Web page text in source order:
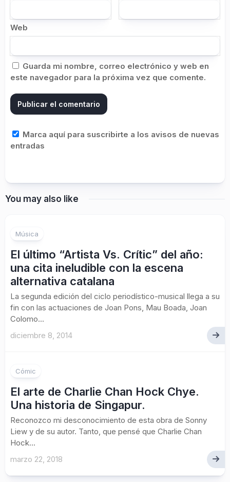
Web
Guarda mi nombre, correo electrónico y web en
este navegador para la próxima vez que comente.
Marca aquí para suscribirte a los avisos de nuevas
entradas
You may also like
Música
El último “Artista Vs. Crític” del año:
una cita ineludible con la escena
alternativa catalana
La segunda edición del ciclo periodístico-musical llega a su
fin con las actuaciones de Joan Pons, Mau Boada, Joan
Colomo...
diciembre 8, 2014
Cómic
El arte de Charlie Chan Hock Chye.
Una historia de Singapur.
Reconozco mi desconocimiento de esta obra de Sonny
Liew y de su autor. Tanto, que pensé que Charlie Chan
Hock...
marzo 22, 2018